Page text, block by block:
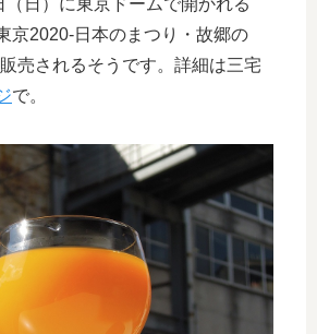
（日）に東京ドームで開かれる
京2020-日本のまつり・故郷の
売されるそうです。詳細は三宅
で。